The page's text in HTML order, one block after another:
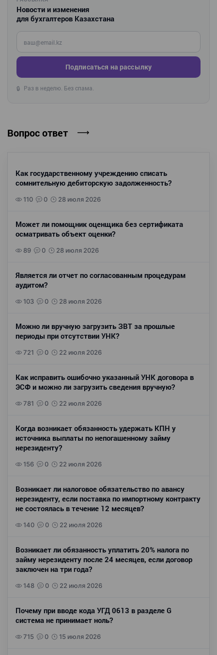
Новости и изменения
для бухгалтеров Казахстана
Введите ваш e-mail
Подписаться на рассылку
🔒 Раз в неделю. Без спама.
Вопрос ответ
Как государственному учреждению списать
сомнительную дебиторскую задолженность?
110 0 28 июля 2026
Может ли помощник оценщика без сертификата
осматривать объект оценки?
89 0 28 июля 2026
Является ли отчет по согласованным процедурам
аудитом?
103 0 28 июля 2026
Можно ли вручную загрузить ЗВТ за прошлые
периоды при отсутствии УНК?
721 0 22 июля 2026
Как исправить ошибочно указанный УНК договора в
ЭСФ и можно ли загрузить сведения вручную?
781 0 22 июля 2026
Когда возникает обязанность удержать КПН у
источника выплаты по непогашенному займу
нерезиденту?
156 0 22 июля 2026
Возникает ли налоговое обязательство по авансу
нерезиденту, если поставка по импортному контракту
не состоялась в течение 12 месяцев?
140 0 22 июля 2026
Возникает ли обязанность уплатить 20% налога по
займу нерезиденту после 24 месяцев, если договор
заключен на три года?
148 0 22 июля 2026
Почему при вводе кода УГД 0613 в разделе G
система не принимает ноль?
715 0 15 июля 2026